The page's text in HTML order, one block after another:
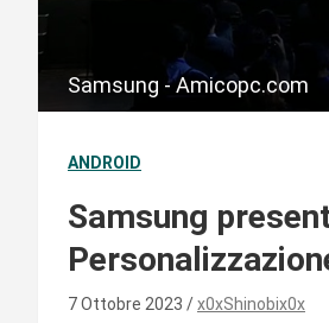
Samsung - Amicopc.com
ANDROID
Samsung
7 Ottobre 2023 x0xShinobix0x